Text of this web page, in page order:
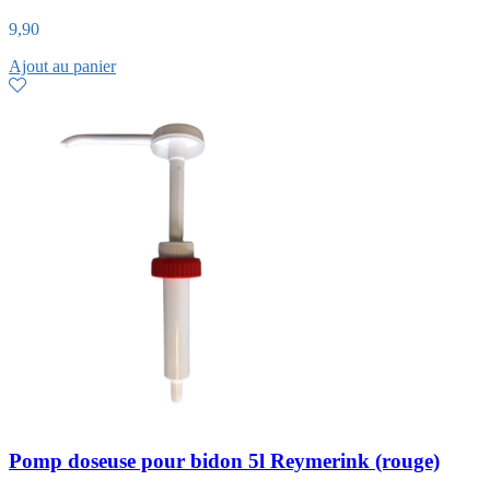
9,90
Ajout au panier
Pomp doseuse pour bidon 5l Reymerink (rouge)